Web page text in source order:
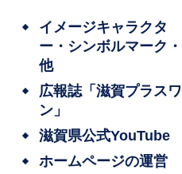
イメージキャラクタ
ー・シンボルマーク・
他
広報誌「滋賀プラスワ
ン」
滋賀県公式YouTube
ホームページの運営